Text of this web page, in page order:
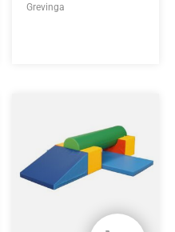
Grevinga